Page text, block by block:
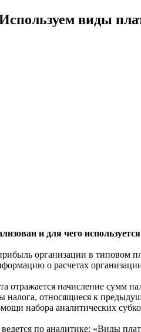
виды
и для чего
организации в типовом
о расчетах
отражается начисление сумм
налога, относящиеся к
набора аналитических
ведется по аналитике: «Виды